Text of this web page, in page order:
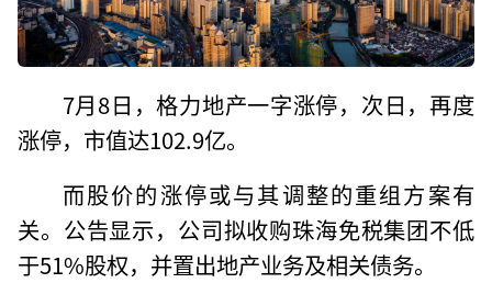
7月8日，格力地产一字涨停，次日，再度
涨停，市值达102.9亿。
而股价的涨停或与其调整的重组方案有
关。公告显示，公司拟收购珠海免税集团不低
于51%股权，并置出地产业务及相关债务。